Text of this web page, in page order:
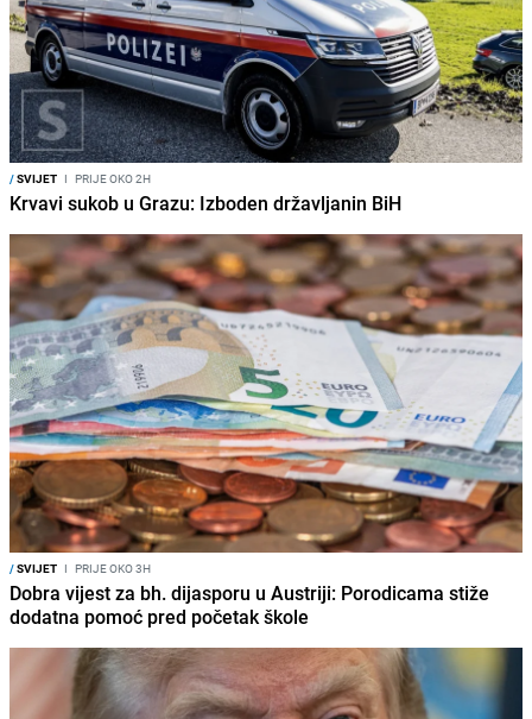
/SVIJET I PRIJE OKO 2H
Krvavi sukob u Grazu: Izboden državljanin BiH
/SVIJET I PRIJE OKO 3H
Dobra vijest za bh. dijasporu u Austriji: Porodicama stiže
dodatna pomoć pred početak škole